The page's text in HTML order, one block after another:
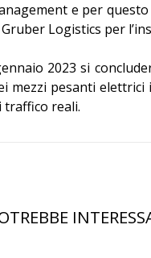
e per
Logistics per
2023 si
mezzi pesanti
traffico reali.